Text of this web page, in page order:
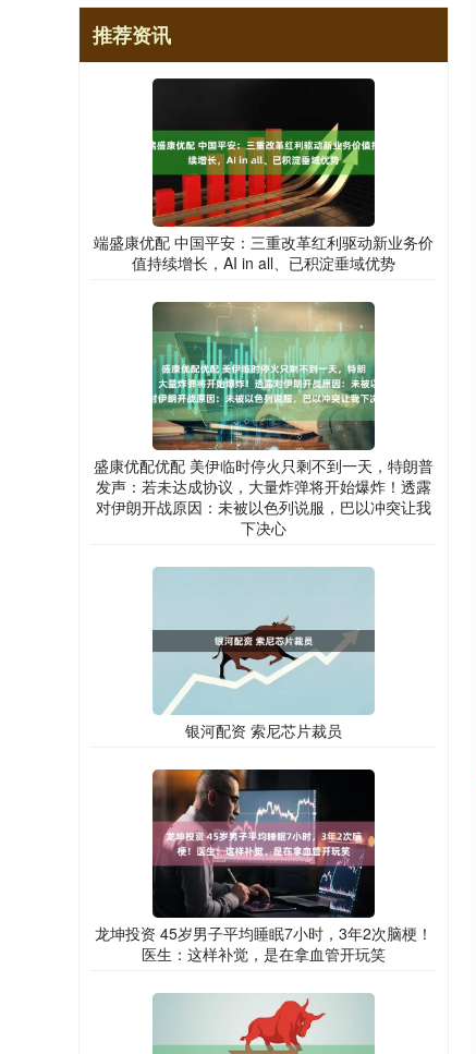
推荐资讯
端盛康优配 中国平安：三重改革红利驱动新业务价
值持续增长，AI in all、已积淀垂域优势
盛康优配优配 美伊临时停火只剩不到一天，特朗普
发声：若未达成协议，大量炸弹将开始爆炸！透露
对伊朗开战原因：未被以色列说服，巴以冲突让我
下决心
银河配资 索尼芯片裁员
龙坤投资 45岁男子平均睡眠7小时，3年2次脑梗！
医生：这样补觉，是在拿血管开玩笑